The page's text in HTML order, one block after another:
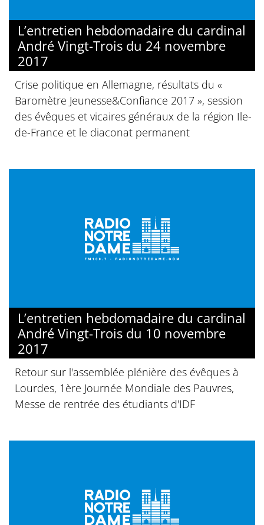
L’entretien hebdomadaire du cardinal
André Vingt-Trois du 24 novembre
2017
Crise politique en Allemagne, résultats du «
Baromètre Jeunesse&Confiance 2017 », session
des évêques et vicaires généraux de la région Ile-
de-France et le diaconat permanent
L’entretien hebdomadaire du cardinal
André Vingt-Trois du 10 novembre
2017
Retour sur l'assemblée plénière des évêques à
Lourdes, 1ère Journée Mondiale des Pauvres,
Messe de rentrée des étudiants d'IDF